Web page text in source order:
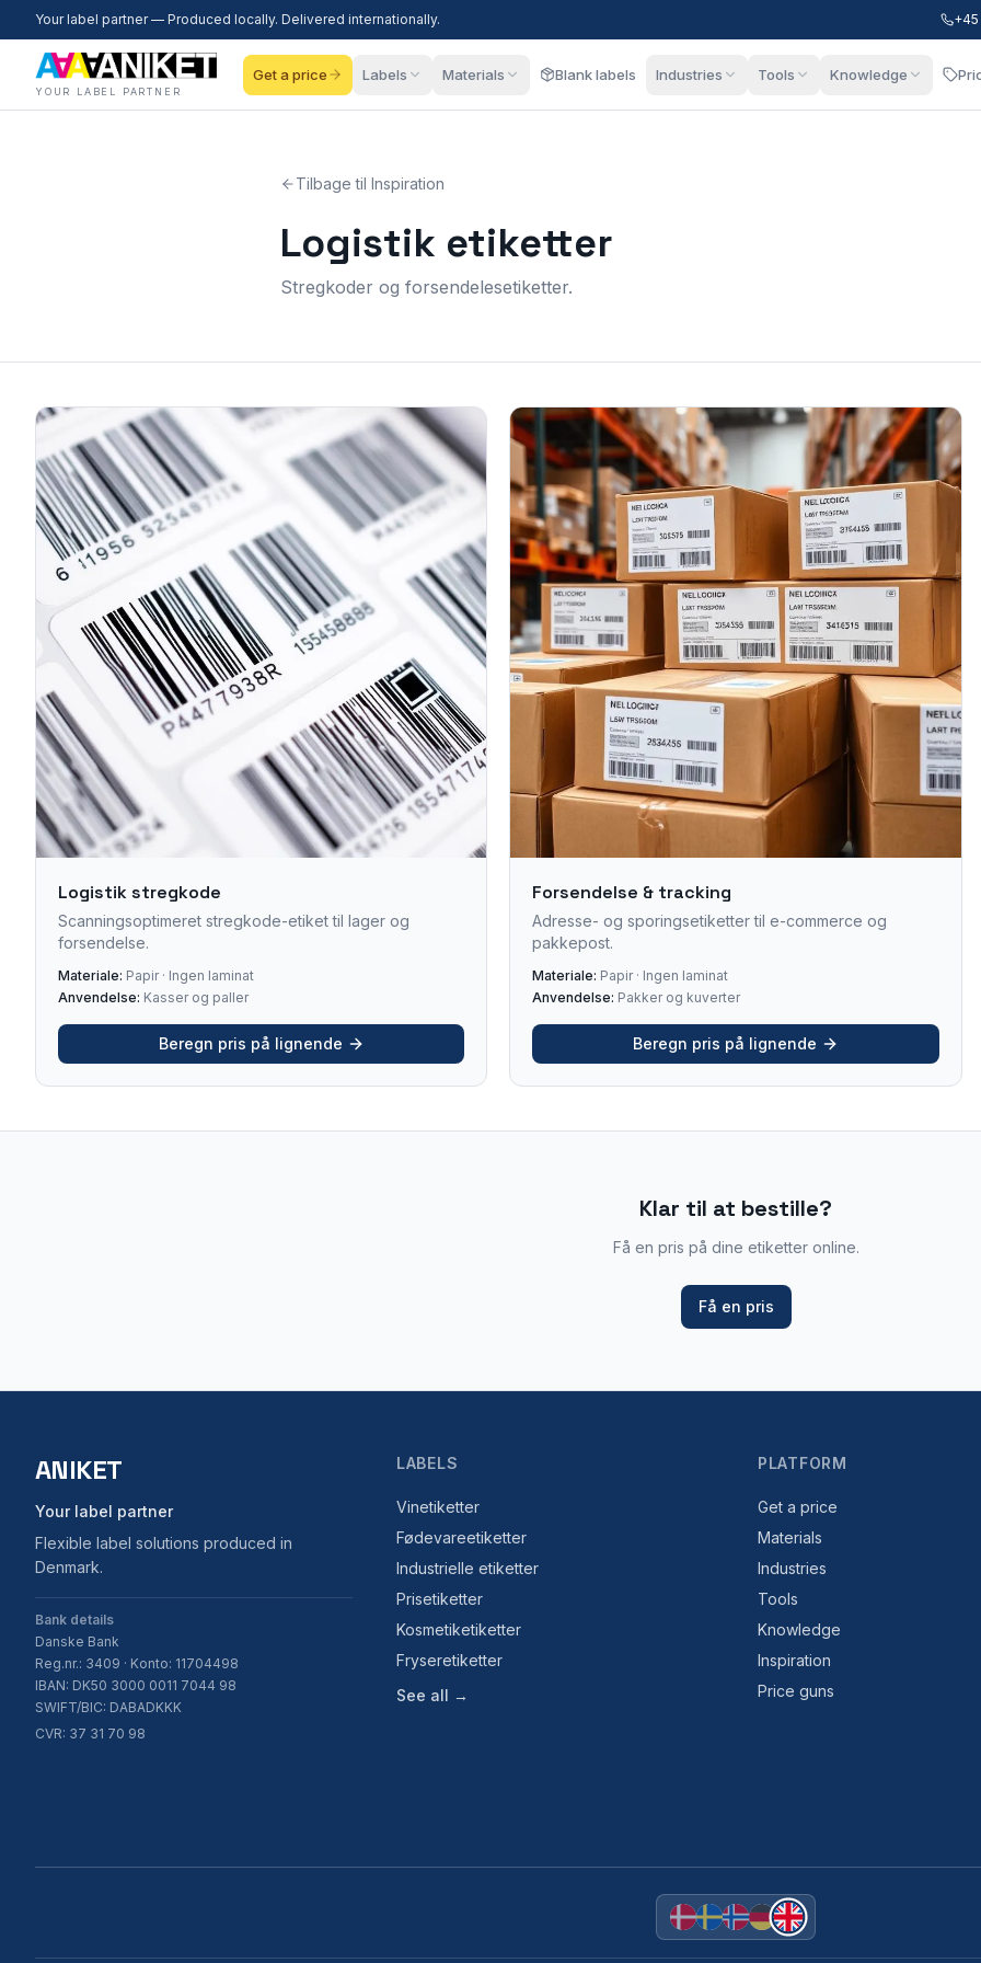
Your label partner — Produced locally. Delivered internationally.
YOUR LABEL PARTNER
Get a price Labels Materials Blank labels Industries Tools Knowledge
Tilbage til Inspiration
Logistik etiketter
Stregkoder og forsendelesetiketter.
Logistik stregkode
Scanningsoptimeret stregkode-etiket til lager og
forsendelse.
Materiale: Papir · Ingen laminat
Anvendelse: Kasser og paller
Beregn pris på lignende
Forsendelse & tracking
Adresse- og sporingsetiketter til e-commerce og
pakkepost.
Materiale: Papir · Ingen laminat
Anvendelse: Pakker og kuverter
Beregn pris på lignende
Klar til at bestille?
Få en pris på dine etiketter online.
Få en pris
ANIKET
Your label partner
Flexible label solutions produced in
Denmark.
Bank details
Danske Bank
Reg.nr.: 3409 · Konto: 11704498
IBAN: DK50 3000 0011 7044 98
SWIFT/BIC: DABADKKK
CVR: 37 31 70 98
LABELS
Vinetiketter
Fødevareetiketter
Industrielle etiketter
Prisetiketter
Kosmetiketiketter
Fryseretiketter
See all →
PLATFORM
Get a price
Materials
Industries
Tools
Knowledge
Inspiration
Price guns